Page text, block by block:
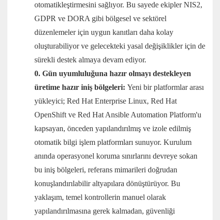
otomatikleştirmesini sağlıyor. Bu sayede ekipler NIS2,
GDPR ve DORA gibi bölgesel ve sektörel
düzenlemeler için uygun kanıtları daha kolay
oluşturabiliyor ve gelecekteki yasal değişiklikler için de
sürekli destek almaya devam ediyor.
0. Gün uyumluluğuna hazır olmayı destekleyen
üretime hazır iniş bölgeleri: Yeni bir platformlar arası
yükleyici; Red Hat Enterprise Linux, Red Hat
OpenShift ve Red Hat Ansible Automation Platform'u
kapsayan, önceden yapılandırılmış ve izole edilmiş
otomatik bilgi işlem platformları sunuyor. Kurulum
anında operasyonel koruma sınırlarını devreye sokan
bu iniş bölgeleri, referans mimarileri doğrudan
konuşlandırılabilir altyapılara dönüştürüyor. Bu
yaklaşım, temel kontrollerin manuel olarak
yapılandırılmasına gerek kalmadan, güvenliği